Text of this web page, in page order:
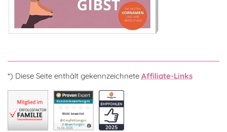
*) Diese Seite enthält gekennzeichnete Affiliate-Links